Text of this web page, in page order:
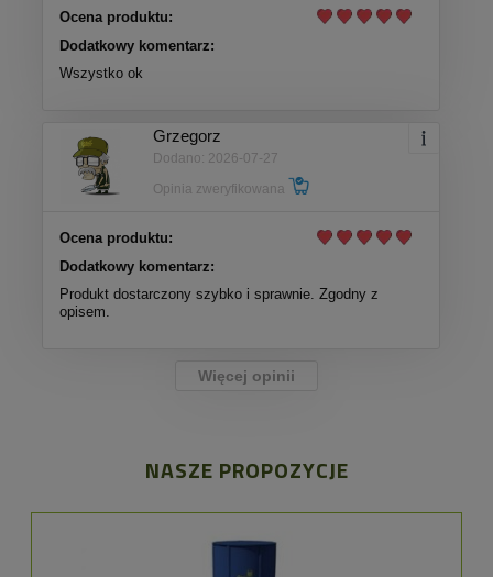
Ocena produktu:
Dodatkowy komentarz:
Wszystko ok
Grzegorz
Dodano: 2026-07-27
Opinia zweryfikowana
Ocena produktu:
Dodatkowy komentarz:
Produkt dostarczony szybko i sprawnie. Zgodny z
opisem.
Więcej opinii
NASZE PROPOZYCJE